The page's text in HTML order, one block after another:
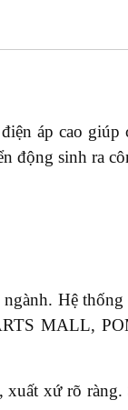
áp cao giúp
động sinh ra
Hệ
MALL,
xứ rõ ràng.